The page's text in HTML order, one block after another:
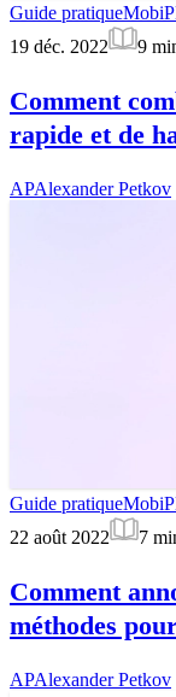
Guide pratique
19 déc. 2022
9
Comment
rapide et de
APAlexander Petkov
Guide pratique
22 août 2022
7
Comment
méthodes
APAlexander Petkov